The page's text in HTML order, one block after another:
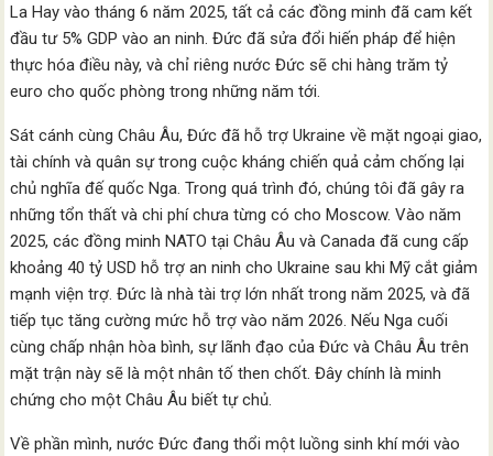
La Hay vào tháng 6 năm 2025, tất cả các đồng minh đã cam kết
đầu tư 5% GDP vào an ninh. Đức đã sửa đổi hiến pháp để hiện
thực hóa điều này, và chỉ riêng nước Đức sẽ chi hàng trăm tỷ
euro cho quốc phòng trong những năm tới.
Sát cánh cùng Châu Âu, Đức đã hỗ trợ Ukraine về mặt ngoại giao,
tài chính và quân sự trong cuộc kháng chiến quả cảm chống lại
chủ nghĩa đế quốc Nga. Trong quá trình đó, chúng tôi đã gây ra
những tổn thất và chi phí chưa từng có cho Moscow. Vào năm
2025, các đồng minh NATO tại Châu Âu và Canada đã cung cấp
khoảng 40 tỷ USD hỗ trợ an ninh cho Ukraine sau khi Mỹ cắt giảm
mạnh viện trợ. Đức là nhà tài trợ lớn nhất trong năm 2025, và đã
tiếp tục tăng cường mức hỗ trợ vào năm 2026. Nếu Nga cuối
cùng chấp nhận hòa bình, sự lãnh đạo của Đức và Châu Âu trên
mặt trận này sẽ là một nhân tố then chốt. Đây chính là minh
chứng cho một Châu Âu biết tự chủ.
Về phần mình, nước Đức đang thổi một luồng sinh khí mới vào